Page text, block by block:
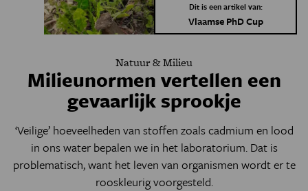
Dit is een artikel van:
Vlaamse PhD Cup
Natuur & Milieu
Milieunormen vertellen een
gevaarlijk sprookje
‘Veilige’ hoeveelheden van stoffen zoals cadmium en lood
in ons water bepalen we in het laboratorium. Dat is
problematisch, want het leven van organismen wordt er te
rooskleurig voorgesteld.